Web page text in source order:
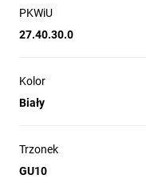
PKWiU
27.40.30.0
Kolor
Biały
Trzonek
GU10